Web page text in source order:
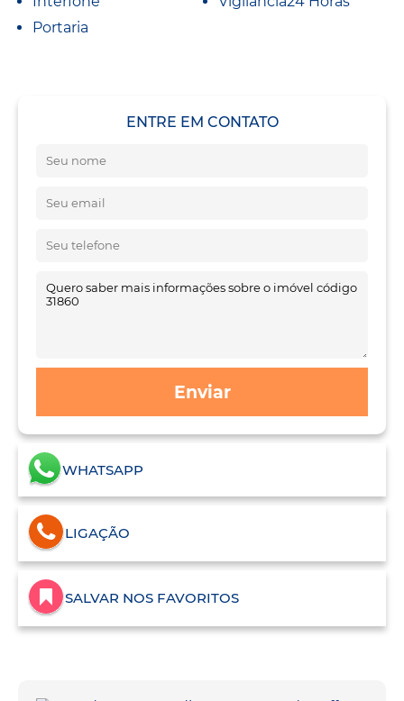
Portaria
ENTRE EM CONTATO
Enviar
WHATSAPP
LIGAÇÃO
SALVAR NOS FAVORITOS